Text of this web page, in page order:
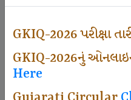
GKIQ-2026 પરીક્ષા
GKIQ-2026નું ઓનલાઇન
Here